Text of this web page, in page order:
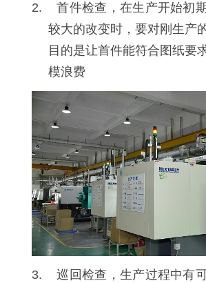
2. 首件检查，在生产开始初
较大的改变时，要对刚生产
目的是让首件能符合图纸要
模浪费
3. 巡回检查，生产过程中有